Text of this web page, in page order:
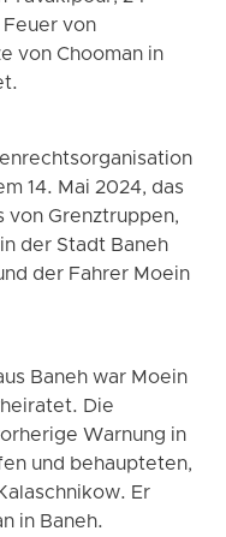
von
von Chooman in
14. Mai 2024, das
von Grenztruppen,
der Stadt Baneh
der Fahrer Moein
Baneh war Moein
Die
Warnung in
und behaupteten,
Er
in Baneh.